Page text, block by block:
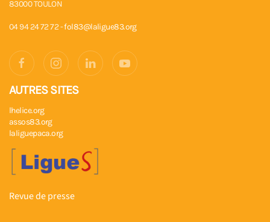
83000 TOULON
04 94 24 72 72 -fol83@laligue83.org
AUTRES SITES
lhelice.org
assos83.org
laliguepaca.org
Revue de presse